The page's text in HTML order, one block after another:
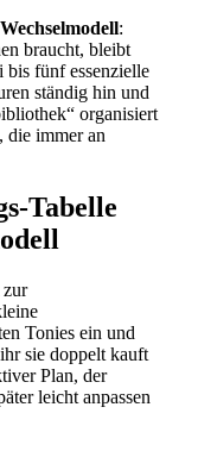
:
braucht, bleibt
bis fünf essenzielle
ständig hin und
organisiert
die immer an
Tabelle
Tonies ein und
sie doppelt kauft
Plan, der
leicht anpassen